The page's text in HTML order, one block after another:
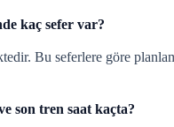
kaç sefer var?
Bu seferlere göre
son tren saat kaçta?